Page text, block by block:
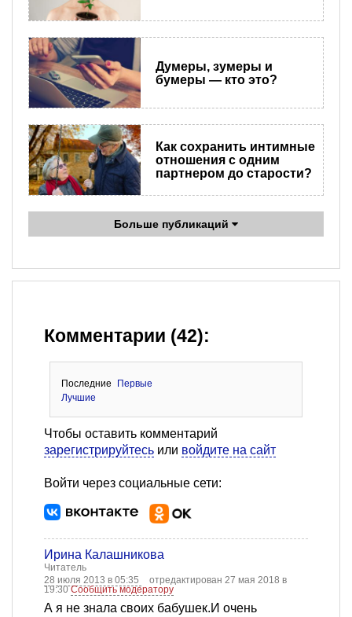
Думеры, зумеры и
бумеры — кто это?
Как сохранить интимные
отношения c одним
партнером до старости?
Больше публикаций
Комментарии (42):
Последние
Первые
Лучшие
Чтобы оставить комментарий
зарегистрируйтесь или войдите на сайт
Войти через социальные сети:
Ирина Калашникова
Читатель
28 июля 2013 в 05:35
отредактирован 27 мая 2018 в
19:30Сообщить модератору
А я не знала своих бабушек.И очень